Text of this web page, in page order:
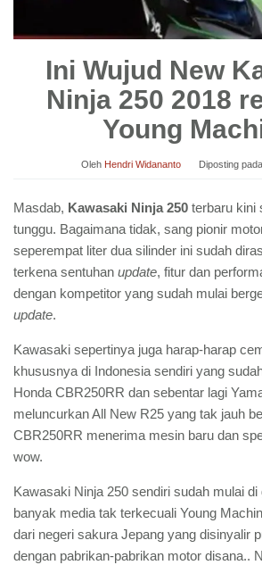
Ini Wujud New
Ninja 250 2018
Young
Oleh Hendri Widananto Diposting pada
Masdab, Kawasaki Ninja 250 terbaru kini
tunggu. Bagaimana tidak, sang pionir
seperempat liter dua silinder ini sudah
terkena sentuhan update, fitur dan
dengan kompetitor yang sudah mulai
update.
Kawasaki sepertinya juga harap-harap
khususnya di Indonesia sendiri yang
Honda CBR250RR dan sebentar lagi
meluncurkan All New R25 yang tak jauh
CBR250RR menerima mesin baru dan
wow.
Kawasaki Ninja 250 sendiri sudah mulai di
banyak media tak terkecuali Young
dari negeri sakura Jepang yang disinyalir
dengan pabrikan-pabrikan motor disana..